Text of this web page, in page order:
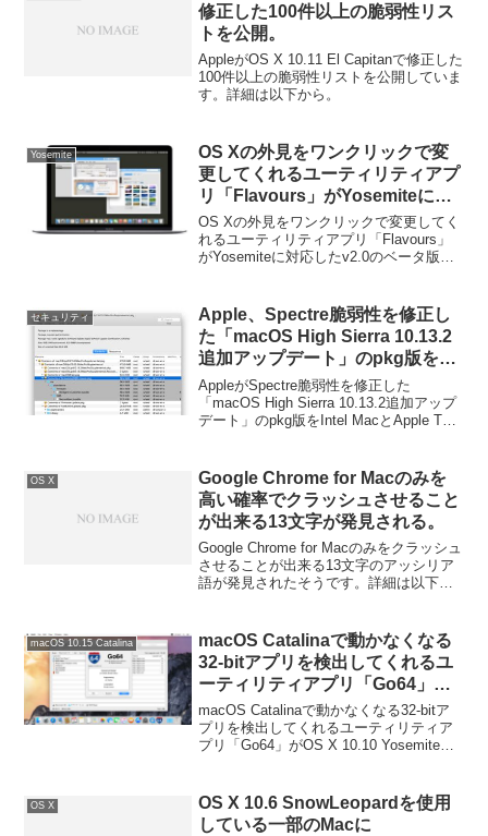
修正した100件以上の脆弱性リス
トを公開。
AppleがOS X 10.11 El Capitanで修正した
100件以上の脆弱性リストを公開していま
す。詳細は以下から。
Yosemite
OS Xの外見をワンクリックで変
更してくれるユーティリティアプ
リ「Flavours」がYosemiteに対
応したv2.0のベータ版を公開。
OS Xの外見をワンクリックで変更してく
れるユーティリティアプリ「Flavours」
がYosemiteに対応したv2.0のベータ版を
セキュリティ
Apple、Spectre脆弱性を修正し
た「macOS High Sierra 10.13.2
追加アップデート」のpkg版を
Intel MacとApple T2を搭載した
iMac Pro向けに公開。
AppleがSpectre脆弱性を修正した
「macOS High Sierra 10.13.2追加アップ
デート」のpkg版をIntel MacとApple T2
OS X
Google Chrome for Macのみを
高い確率でクラッシュさせること
が出来る13文字が発見される。
Google Chrome for Macのみをクラッシュ
させることが出来る13文字のアッシリア
語が発見されたそうです。詳細は以下か
macOS 10.15 Catalina
macOS Catalinaで動かなくなる
32-bitアプリを検出してくれるユ
ーティリティアプリ「Go64」が
OS X 10.10 Yosemiteに対応。
macOS Catalinaで動かなくなる32-bitア
プリを検出してくれるユーティリティア
プリ「Go64」がOS X 10.10 Yosemiteに
OS X
OS X 10.6 SnowLeopardを使用
している一部のMacに